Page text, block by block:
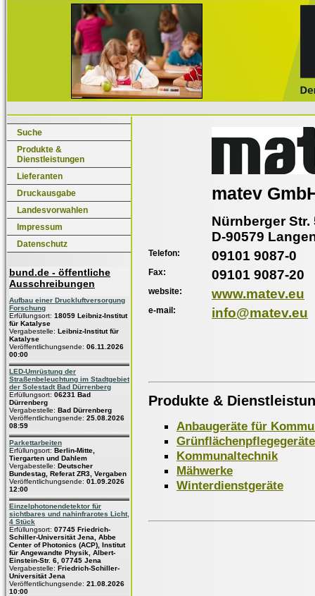
Suche
Produkte &
Dienstleistungen
Lieferanten
Druckausgabe
Landesvorwahlen
Impressum
Datenschutz
bund.de - öffentliche
Ausschreibungen
Aufbau einer Druckluftversorgung
Forschung
Erfüllungsort: 18059 Leibniz-Institut
für Katalyse
Vergabestelle: Leibniz-Institut für
Katalyse
Veröffentlichungsende: 06.11.2026
00:00
LED-Umrüstung der
Straßenbeleuchtung im Stadtgebiet
der Solestadt Bad Dürrenberg
Erfüllungsort: 06231 Bad
Dürrenberg
Vergabestelle: Bad Dürrenberg
Veröffentlichungsende: 25.08.2026
08:59
Parkettarbeiten
Erfüllungsort: Berlin-Mitte,
Tiergarten und Dahlem
Vergabestelle: Deutscher
Bundestag, Referat ZR3, Vergaben
Veröffentlichungsende: 01.09.2026
12:00
Einzelphotonendetektor für
sichtbares und nahinfrarotes Licht,
4 Stück
Erfüllungsort: 07745 Friedrich-
Schiller-Universität Jena, Abbe
Center of Photonics (ACP), Institut
für Angewandte Physik, Albert-
Einstein-Str. 6, 07745 Jena
Vergabestelle: Friedrich-Schiller-
Universität Jena
Veröffentlichungsende: 21.08.2026
10:00
matev
Nürnberger Str.
D-90579
Telefon: 09101 9087-0
Fax: 09101 9087-20
website: www.matev.eu
e-mail: info@matev.eu
Produkte &
Anbaugeräte für
Grünflächenpflegegeräte
Kommunaltechnik
Mähwerke
Winterdienstgeräte